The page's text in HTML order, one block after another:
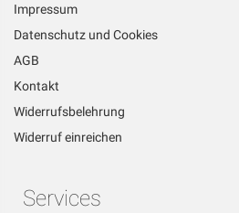
Impressum
Datenschutz und Cookies
AGB
Kontakt
Widerrufsbelehrung
Widerruf einreichen
Services